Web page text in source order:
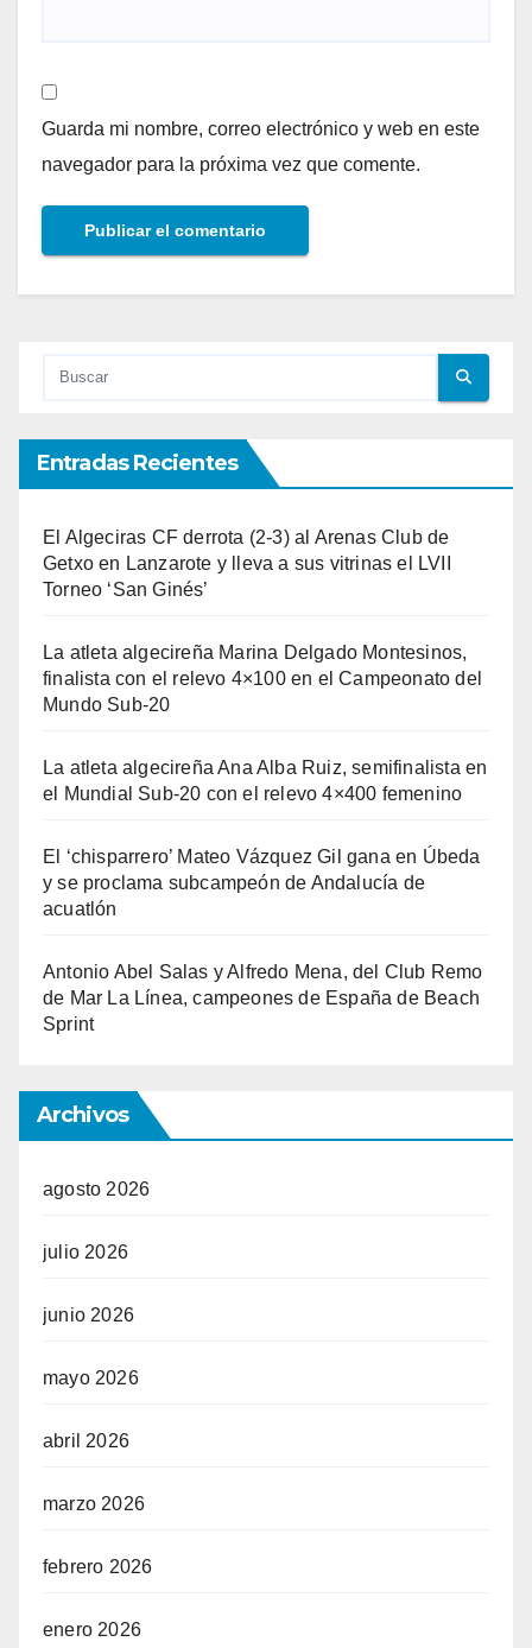
Guarda mi nombre, correo electrónico y web en este
navegador para la próxima vez que comente.
Entradas Recientes
El Algeciras CF derrota (2-3) al Arenas Club de
Getxo en Lanzarote y lleva a sus vitrinas el LVII
Torneo ‘San Ginés’
La atleta algecireña Marina Delgado Montesinos,
finalista con el relevo 4×100 en el Campeonato del
Mundo Sub-20
La atleta algecireña Ana Alba Ruiz, semifinalista en
el Mundial Sub-20 con el relevo 4×400 femenino
El ‘chisparrero’ Mateo Vázquez Gil gana en Úbeda
y se proclama subcampeón de Andalucía de
acuatlón
Antonio Abel Salas y Alfredo Mena, del Club Remo
de Mar La Línea, campeones de España de Beach
Sprint
Archivos
agosto 2026
julio 2026
junio 2026
mayo 2026
abril 2026
marzo 2026
febrero 2026
enero 2026